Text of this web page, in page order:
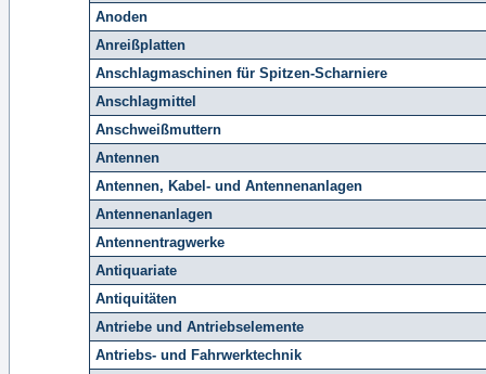
Anoden
Anreißplatten
Anschlagmaschinen für Spitzen-Scharniere
Anschlagmittel
Anschweißmuttern
Antennen
Antennen, Kabel- und Antennenanlagen
Antennenanlagen
Antennentragwerke
Antiquariate
Antiquitäten
Antriebe und Antriebselemente
Antriebs- und Fahrwerktechnik